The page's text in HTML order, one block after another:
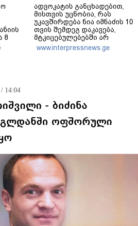
8
-
ადვოკატის განცხადებით,
მისთვის უცნობია, რას
უკავშირდება ნია იმნაძის 10
თვის შემდეგ დაკავება,
მტკიცებულებებში არ
ფიქსირდება „მეტადან“
გამოთხოვილი ინფორმაცია
www.interpressnews.ge
14:04
- ბიძინა
გლდანში ოფშორული